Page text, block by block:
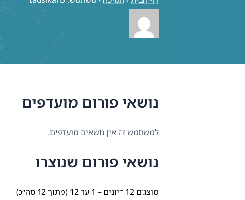
נושאי פורום מועדפים
למשתמש זה אין נושאים מועדפים.
נושאי פורום שנוצרו
מוצגים 12 דיונים – 1 עד 12 (מתוך 12 סה״כ)